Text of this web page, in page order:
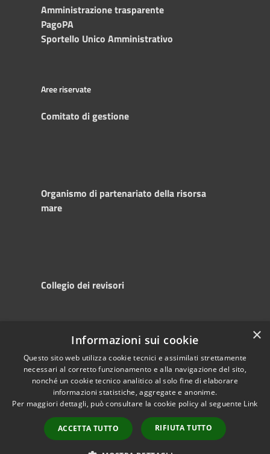
Amministrazione trasparente
PagoPA
Sportello Unico Amministrativo
Aree riservate
Comitato di gestione
Organismo di partenariato della risorsa
mare
Collegio dei revisori
Accessibility
Privacy
Cookie
Sitemap
Copyright © 2025
Autorità di
Sistema Portuale
del Mare Adriatico
Centrale
Powered by
Municipium
Accesso redazione
×
Informazioni sui cookie
Questo sito web utilizza cookie tecnici e assimilati strettamente
necessari al corretto funzionamento e alla navigazione del sito,
nonché un cookie tecnico analitico al solo fine di elaborare
informazioni statistiche, aggregate e anonime.
Per maggiori dettagli, può consultare la cookie policy al seguente Link
ACCETTA TUTTO RIFIUTA TUTTO